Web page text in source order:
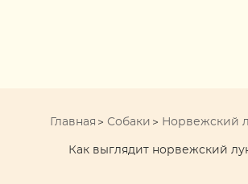
Главная Собаки Норвежский
Как выглядит норвежский